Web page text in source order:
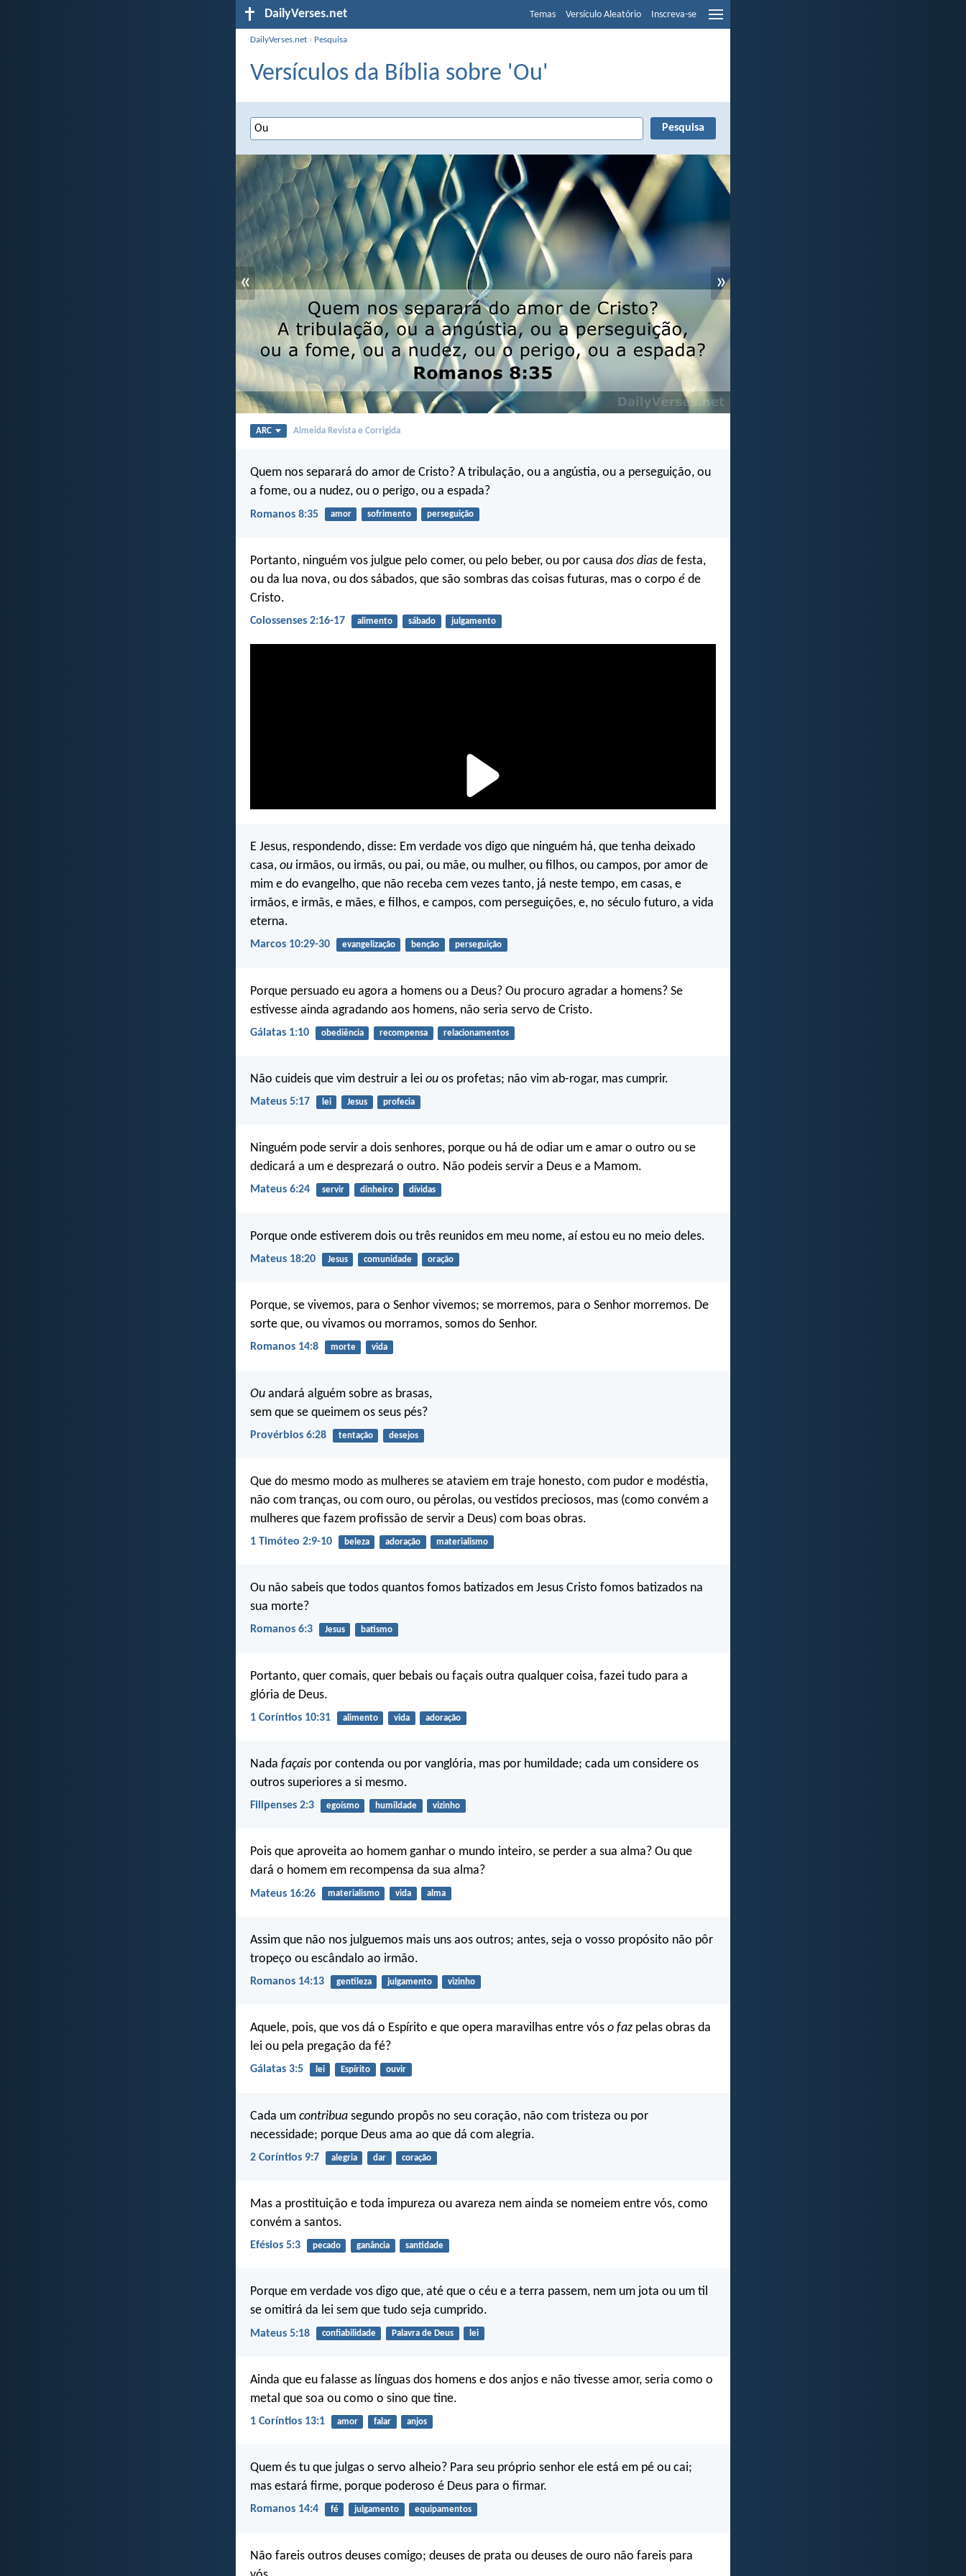
DailyVerses.net Temas Versículo Aleatório Inscreva-se
DailyVerses.net › Pesquisa
Versículos da Bíblia sobre 'Ou'
« »
ARC Almeida Revista e Corrigida
Quem nos separará do amor de Cristo? A tribulação, ou a angústia, ou a perseguição, ou
a fome, ou a nudez, ou o perigo, ou a espada?
Romanos 8:35 amor sofrimento perseguição
Portanto, ninguém vos julgue pelo comer, ou pelo beber, ou por causa dos dias de festa,
ou da lua nova, ou dos sábados, que são sombras das coisas futuras, mas o corpo é de
Cristo.
Colossenses 2:16-17 alimento sábado julgamento
E Jesus, respondendo, disse: Em verdade vos digo que ninguém há, que tenha deixado
casa, ou irmãos, ou irmãs, ou pai, ou mãe, ou mulher, ou filhos, ou campos, por amor de
mim e do evangelho, que não receba cem vezes tanto, já neste tempo, em casas, e
irmãos, e irmãs, e mães, e filhos, e campos, com perseguições, e, no século futuro, a vida
eterna.
Marcos 10:29-30 evangelização benção perseguição
Porque persuado eu agora a homens ou a Deus? Ou procuro agradar a homens? Se
estivesse ainda agradando aos homens, não seria servo de Cristo.
Gálatas 1:10 obediência recompensa relacionamentos
Não cuideis que vim destruir a lei ou os profetas; não vim ab-rogar, mas cumprir.
Mateus 5:17 lei Jesus profecia
Ninguém pode servir a dois senhores, porque ou há de odiar um e amar o outro ou se
dedicará a um e desprezará o outro. Não podeis servir a Deus e a Mamom.
Mateus 6:24 servir dinheiro dívidas
Porque onde estiverem dois ou três reunidos em meu nome, aí estou eu no meio deles.
Mateus 18:20 Jesus comunidade oração
Porque, se vivemos, para o Senhor vivemos; se morremos, para o Senhor morremos. De
sorte que, ou vivamos ou morramos, somos do Senhor.
Romanos 14:8 morte vida
Ou andará alguém sobre as brasas,
sem que se queimem os seus pés?
Provérbios 6:28 tentação desejos
Que do mesmo modo as mulheres se ataviem em traje honesto, com pudor e modéstia,
não com tranças, ou com ouro, ou pérolas, ou vestidos preciosos, mas (como convém a
mulheres que fazem profissão de servir a Deus) com boas obras.
1 Timóteo 2:9-10 beleza adoração materialismo
Ou não sabeis que todos quantos fomos batizados em Jesus Cristo fomos batizados na
sua morte?
Romanos 6:3 Jesus batismo
Portanto, quer comais, quer bebais ou façais outra qualquer coisa, fazei tudo para a
glória de Deus.
1 Coríntios 10:31 alimento vida adoração
Nada façais por contenda ou por vanglória, mas por humildade; cada um considere os
outros superiores a si mesmo.
Filipenses 2:3 egoísmo humildade vizinho
Pois que aproveita ao homem ganhar o mundo inteiro, se perder a sua alma? Ou que
dará o homem em recompensa da sua alma?
Mateus 16:26 materialismo vida alma
Assim que não nos julguemos mais uns aos outros; antes, seja o vosso propósito não pôr
tropeço ou escândalo ao irmão.
Romanos 14:13 gentileza julgamento vizinho
Aquele, pois, que vos dá o Espírito e que opera maravilhas entre vós o faz pelas obras da
lei ou pela pregação da fé?
Gálatas 3:5 lei Espírito ouvir
Cada um contribua segundo propôs no seu coração, não com tristeza ou por
necessidade; porque Deus ama ao que dá com alegria.
2 Coríntios 9:7 alegria dar coração
Mas a prostituição e toda impureza ou avareza nem ainda se nomeiem entre vós, como
convém a santos.
Efésios 5:3 pecado ganância santidade
Porque em verdade vos digo que, até que o céu e a terra passem, nem um jota ou um til
se omitirá da lei sem que tudo seja cumprido.
Mateus 5:18 confiabilidade Palavra de Deus lei
Ainda que eu falasse as línguas dos homens e dos anjos e não tivesse amor, seria como o
metal que soa ou como o sino que tine.
1 Coríntios 13:1 amor falar anjos
Quem és tu que julgas o servo alheio? Para seu próprio senhor ele está em pé ou cai;
mas estará firme, porque poderoso é Deus para o firmar.
Romanos 14:4 fé julgamento equipamentos
Não fareis outros deuses comigo; deuses de prata ou deuses de ouro não fareis para